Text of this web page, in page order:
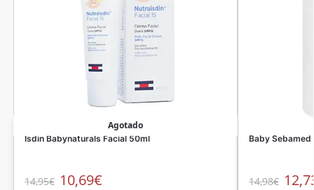
Agotado
Isdin Babynaturals Facial 50ml
14,95€ 10,69€
Baby
14,98€